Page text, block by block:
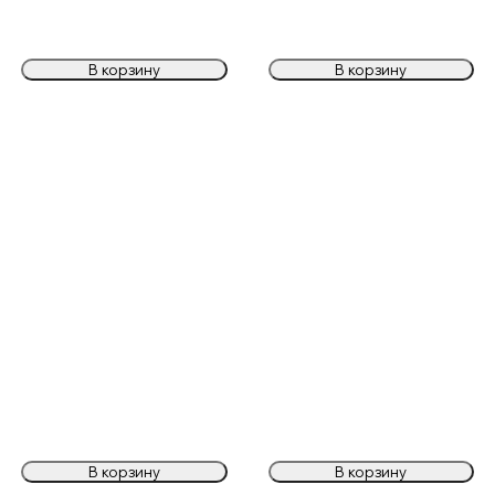
В корзину В корзину
В корзину В корзину